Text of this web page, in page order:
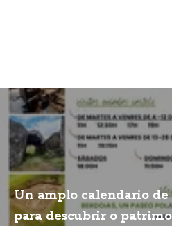
Un amplo calendario
para descubrir o